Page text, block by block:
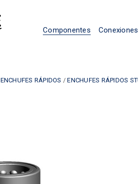
Componentes Conexiones
ENCHUFES RÁPIDOS /ENCHUFES RÁPIDOS